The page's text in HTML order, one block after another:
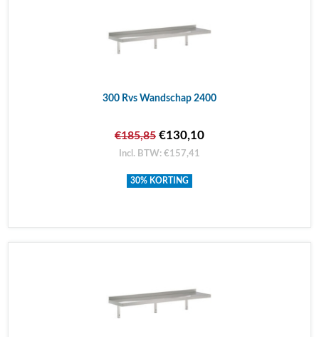
300 Rvs Wandschap 2400
€185,85 €130,10
Incl. BTW: €157,41
30% KORTING